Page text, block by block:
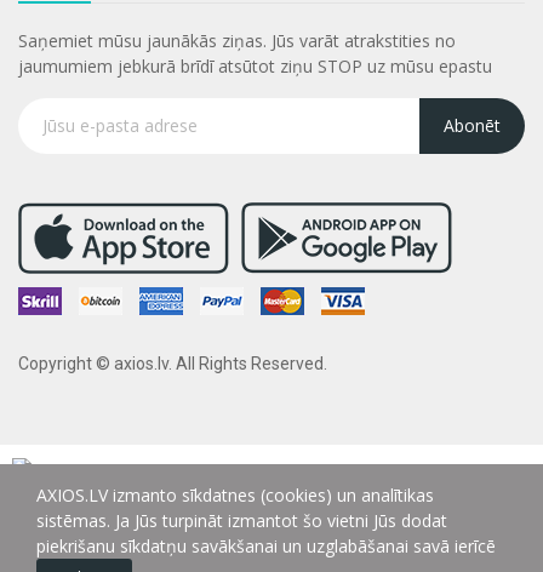
Saņemiet mūsu jaunākās ziņas. Jūs varāt atrakstities no
jaumumiem jebkurā brīdī atsūtot ziņu STOP uz mūsu epastu
Abonēt
Copyright © axios.lv. All Rights Reserved.
AXIOS.LV izmanto sīkdatnes (cookies) un analītikas
sistēmas. Ja Jūs turpināt izmantot šo vietni Jūs dodat
piekrišanu sīkdatņu savākšanai un uzglabāšanai savā ierīcē